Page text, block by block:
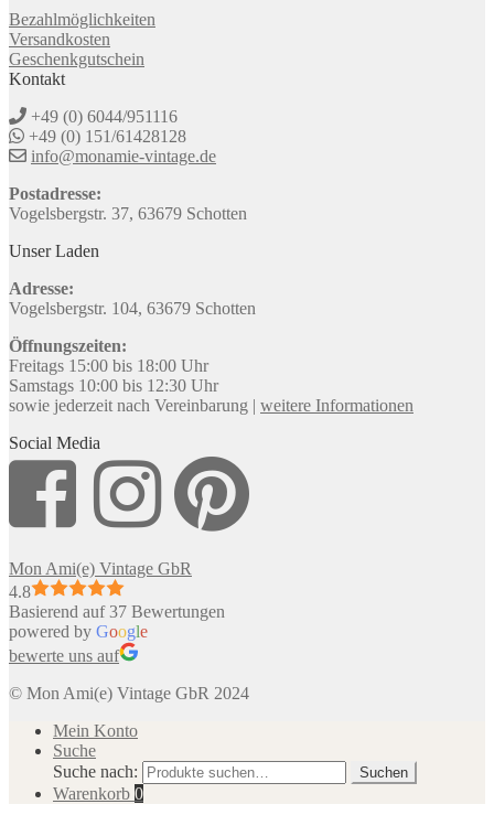
Bezahlmöglichkeiten
Versandkosten
Geschenkgutschein
Kontakt
+49 (0) 6044/951116
+49 (0) 151/61428128
info@monamie-vintage.de
Postadresse:
Vogelsbergstr. 37, 63679 Schotten
Unser Laden
Adresse:
Vogelsbergstr. 104, 63679 Schotten
Öffnungszeiten:
Freitags 15:00 bis 18:00 Uhr
Samstags 10:00 bis 12:30 Uhr
sowie jederzeit nach Vereinbarung | weitere Informationen
Social Media
Mon Ami(e) Vintage GbR
4.8
Basierend auf 37 Bewertungen
powered by Google
bewerte uns auf
© Mon Ami(e) Vintage GbR 2024
Mein Konto
Suche
Suche nach:
Suchen
Warenkorb 0